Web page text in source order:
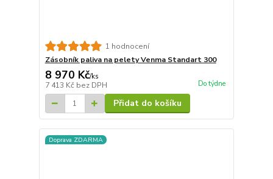
1 hodnocení
Zásobník paliva na pelety Venma Standart 300
8 970 Kč/ks
7 413 Kč bez DPH Do týdne
Přidat do košíku
Doprava ZDARMA